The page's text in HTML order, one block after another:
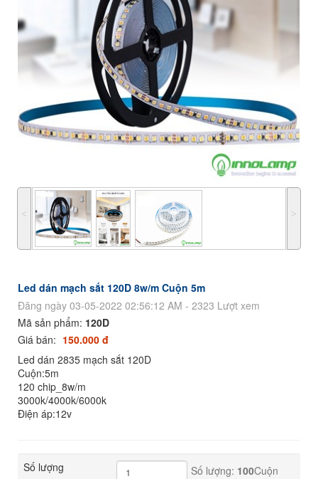
˂ ˃
Led dán mạch sắt 120D 8w/m Cuộn 5m
Đăng ngày 03-05-2022 02:56:12 AM - 2323 Lượt xem
Mã sản phẩm: 120D
Giá bán: 150.000 đ
Led dán 2835 mạch sắt 120D
Cuộn:5m
120 chip_8w/m
3000k/4000k/6000k
Điện áp:12v
Số lượng Số lượng: 100Cuộn